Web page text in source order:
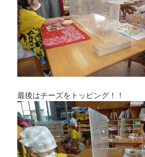
最後はチーズをトッピング！！